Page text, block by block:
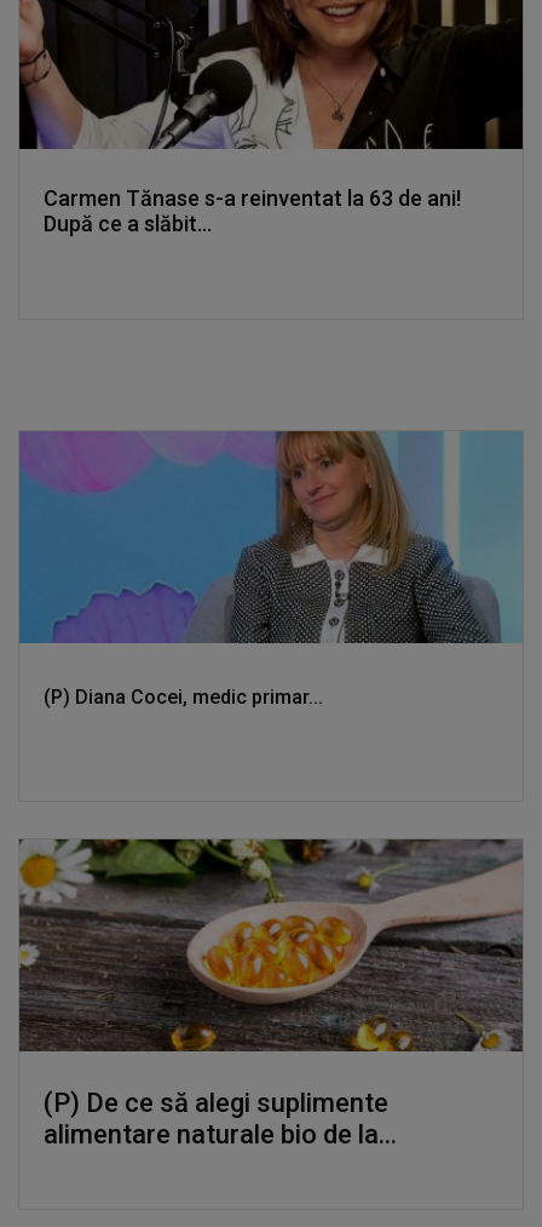
Carmen Tănase s-a reinventat la 63 de ani!
După ce a slăbit...
(P) Diana Cocei, medic primar...
(P) De ce să alegi suplimente
alimentare naturale bio de la...